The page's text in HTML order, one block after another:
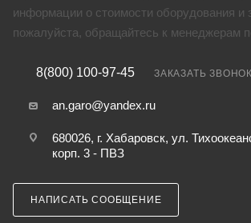
информации о стоимости оборудования и
пожалуйста, обращайтесь к менеджерам
8(800) 100-97-45 ЗАКАЗАТЬ ЗВОНОК
an.garo@yandex.ru
680026, г. Хабаровск, ул.
корп. 3 - ПВЗ
НАПИСАТЬ СООБЩЕНИЕ